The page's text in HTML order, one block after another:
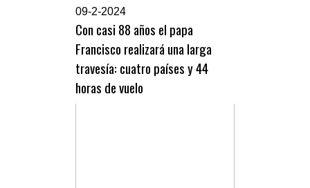
09-2-2024
Con casi 88 años el papa
Francisco realizará una larga
travesía: cuatro países y 44
horas de vuelo